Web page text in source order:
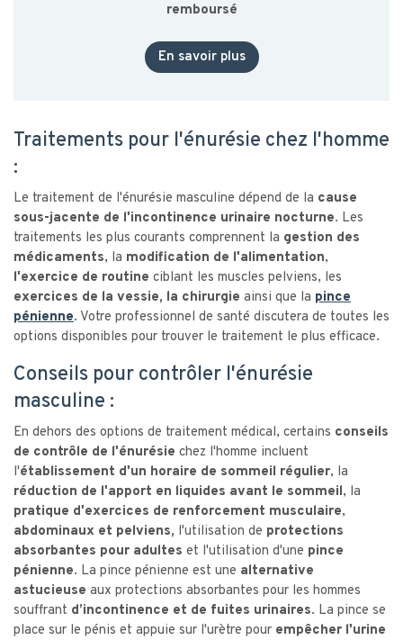
remboursé
En savoir plus
Traitements pour l'énurésie chez l'homme
:
Le traitement de l'énurésie masculine dépend de la cause
sous-jacente de l'incontinence urinaire nocturne. Les
traitements les plus courants comprennent la gestion des
médicaments, la modification de l'alimentation,
l'exercice de routine ciblant les muscles pelviens, les
exercices de la vessie, la chirurgie ainsi que la pince
pénienne. Votre professionnel de santé discutera de toutes les
options disponibles pour trouver le traitement le plus efficace.
Conseils pour contrôler l'énurésie
masculine :
En dehors des options de traitement médical, certains conseils
de contrôle de l'énurésie chez l'homme incluent
l'établissement d'un horaire de sommeil régulier, la
réduction de l'apport en liquides avant le sommeil, la
pratique d'exercices de renforcement musculaire,
abdominaux et pelviens, l'utilisation de protections
absorbantes pour adultes et l'utilisation d'une pince
pénienne. La pince pénienne est une alternative
astucieuse aux protections absorbantes pour les hommes
souffrant d’incontinence et de fuites urinaires. La pince se
place sur le pénis et appuie sur l'urètre pour empêcher l'urine